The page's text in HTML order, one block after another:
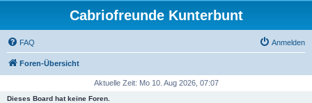
Cabriofreunde Kunterbunt
FAQ Anmelden
Foren-Übersicht
Aktuelle Zeit: Mo 10. Aug 2026, 07:07
Dieses Board hat keine Foren.